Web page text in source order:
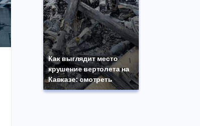
Как выглядит место
крушение вертолета на
Кавказе: смотреть